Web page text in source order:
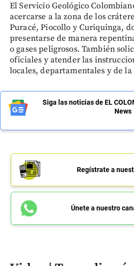
El Servicio Geológico
acercarse a la zona de los
Puracé, Piocollo y Curiquinga,
presentarse de manera
o gases peligrosos. También
oficiales y atender las
locales, departamentales y de la
Siga las noticias de EL
News
Regístrate a
Únete a nuestro